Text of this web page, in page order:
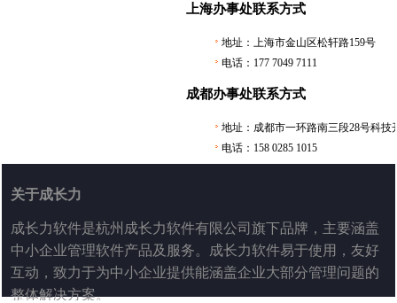
上海办事处联系方式
地址：上海市金山区松轩路159号
电话：177 7049 7111
成都办事处联系方式
地址：成都市一环路南三段28号科技
电话：158 0285 1015
关于成长力
成长力软件是杭州成长力软件有限公司旗下品牌，主要涵盖
中小企业管理软件产品及服务。成长力软件易于使用，友好
互动，致力于为中小企业提供能涵盖企业大部分管理问题的
整体解决方案。